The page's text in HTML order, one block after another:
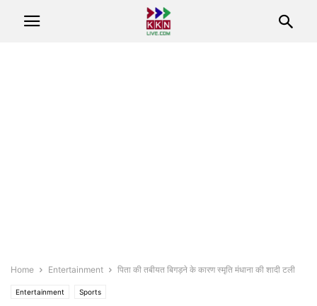
Home Entertainment पिता की तबीयत बिगड़ने के कारण स्मृति मंधाना की शादी टली
Entertainment Sports